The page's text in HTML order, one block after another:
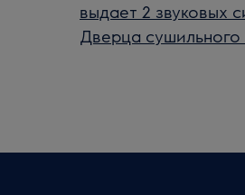
выдает 2 звуковых
Дверца